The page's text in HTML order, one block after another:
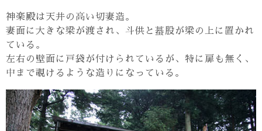
神楽殿は天井の高い切妻造。
妻面に大きな梁が渡され、斗供と蟇股が梁の上に置かれ
ている。
左右の壁面に戸袋が付けられているが、特に扉も無く、
中まで覗けるような造りになっている。